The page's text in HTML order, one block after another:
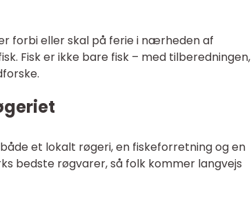
forbi eller skal på ferie i nærheden af
Fisk er ikke bare fisk – med tilberedningen,
et lokalt røgeri, en fiskeforretning og en
bedste røgvarer, så folk kommer langvejs